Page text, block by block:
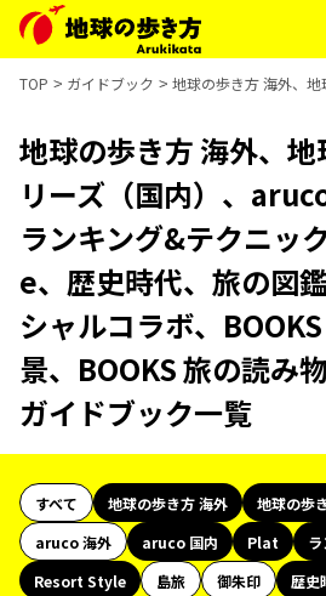
TOP ガイドブック 地球の歩き方 海外、
地球の歩き方 海外、
リーズ（国内）、
ランキング&テクニッ
e、歴史時代、旅の図
シャルコラボ、
景、BOOKS 旅の読み
ガイドブック一覧
すべて 地球の歩き方 海外
地球の歩
aruco 海外
aruco 国内 Plat
Resort Style
島旅 御朱印 歴史